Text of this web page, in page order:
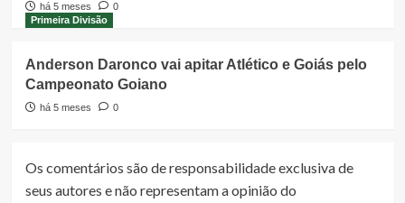
há 5 meses
0
Primeira Divisão
Anderson Daronco vai apitar Atlético e Goiás pelo
Campeonato Goiano
há 5 meses 0
Os comentários são de responsabilidade exclusiva de
seus autores e não representam a opinião do